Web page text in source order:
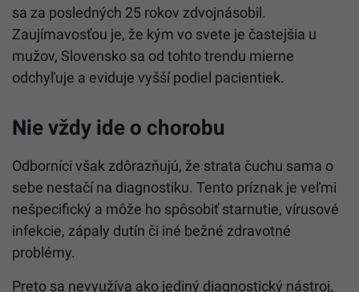
sa za posledných 25 rokov zdvojnásobil.
Zaujímavosťou je, že kým vo svete je častejšia u
mužov, Slovensko sa od tohto trendu mierne
odchyľuje a eviduje vyšší podiel pacientiek.
Nie vždy ide o chorobu
Odborníci však zdôrazňujú, že strata čuchu sama o
sebe nestačí na diagnostiku. Tento príznak je veľmi
nešpecifický a môže ho spôsobiť starnutie, vírusové
infekcie, zápaly dutín či iné bežné zdravotné
problémy.
Preto sa nevyužíva ako jediný diagnostický nástroj,